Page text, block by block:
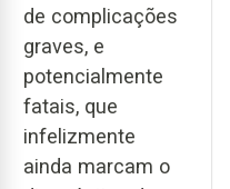
de complicações
graves, e
potencialmente
fatais, que
infelizmente
ainda marcam o